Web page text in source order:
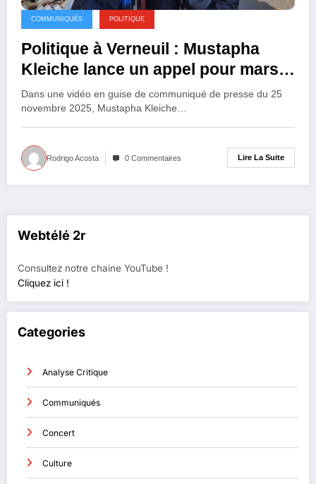
COMMUNIQUÉS POLITIQUE
Politique à Verneuil : Mustapha
Kleiche lance un appel pour mars
2026
Dans une vidéo en guise de communiqué de presse du 25
novembre 2025, Mustapha Kleiche…
Rodrigo Acosta 0 Commentaires Lire La Suite
Webtélé 2r
Consultez notre chaine YouTube !
Cliquez ici !
Categories
Analyse Critique
Communiqués
Concert
Culture